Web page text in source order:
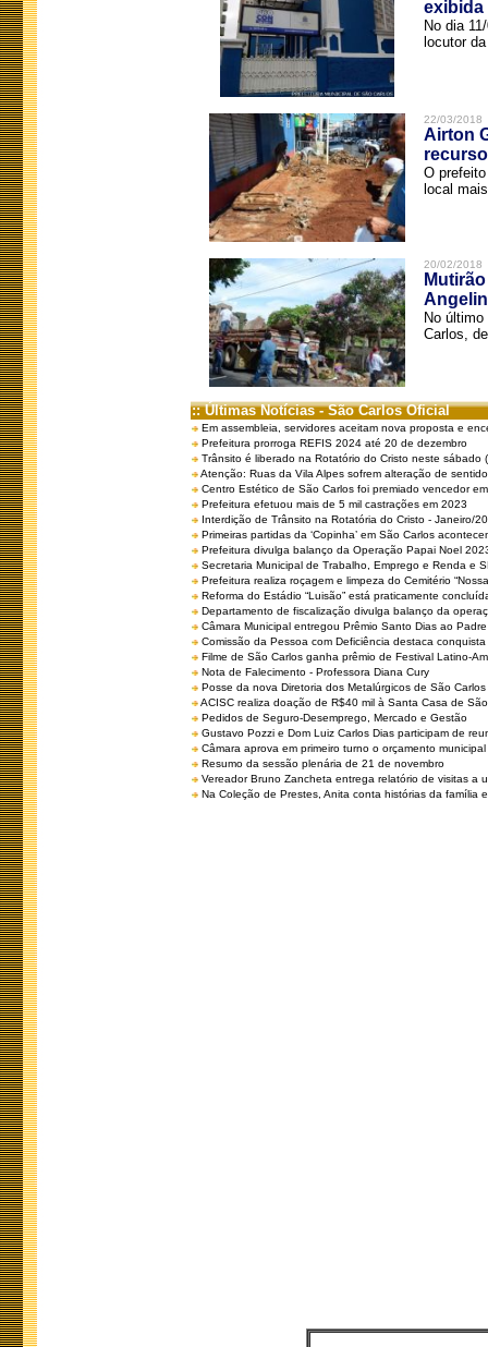
exibida
No dia
locutor
22/03/2018
Airton
O
local
20/02/2018
No
Carlos,
:: Últimas Notícias - São Carlos Oficial
Em assembleia, servidores aceitam nova proposta e
Prefeitura prorroga REFIS 2024 até 20 de dezembro
Trânsito é liberado na Rotatório do Cristo neste sábado
Atenção: Ruas da Vila Alpes sofrem alteração de
Centro Estético de São Carlos foi premiado vencedor
Prefeitura efetuou mais de 5 mil castrações em 2023
Interdição de Trânsito na Rotatória do Cristo - Janeiro/
Primeiras partidas da ‘Copinha’ em São Carlos
Prefeitura divulga balanço da Operação Papai Noel
Secretaria Municipal de Trabalho, Emprego e Renda e
Prefeitura realiza roçagem e limpeza do Cemitério
Reforma do Estádio “Luisão” está praticamente
Departamento de fiscalização divulga balanço da
Câmara Municipal entregou Prêmio Santo Dias ao
Comissão da Pessoa com Deficiência destaca
Filme de São Carlos ganha prêmio de Festival Latino-
Nota de Falecimento - Professora Diana Cury
Posse da nova Diretoria dos Metalúrgicos de São
ACISC realiza doação de R$40 mil à Santa Casa de
Pedidos de Seguro-Desemprego, Mercado e Gestão
Gustavo Pozzi e Dom Luiz Carlos Dias participam de
Câmara aprova em primeiro turno o orçamento
Resumo da sessão plenária de 21 de novembro
Vereador Bruno Zancheta entrega relatório de visitas a
Na Coleção de Prestes, Anita conta histórias da família